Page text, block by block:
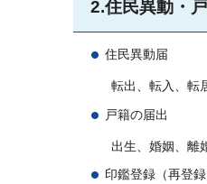
2.住民異動・
住民異動届
転出、転入、転
戸籍の届出
出生、婚姻、離
印鑑登録（再登